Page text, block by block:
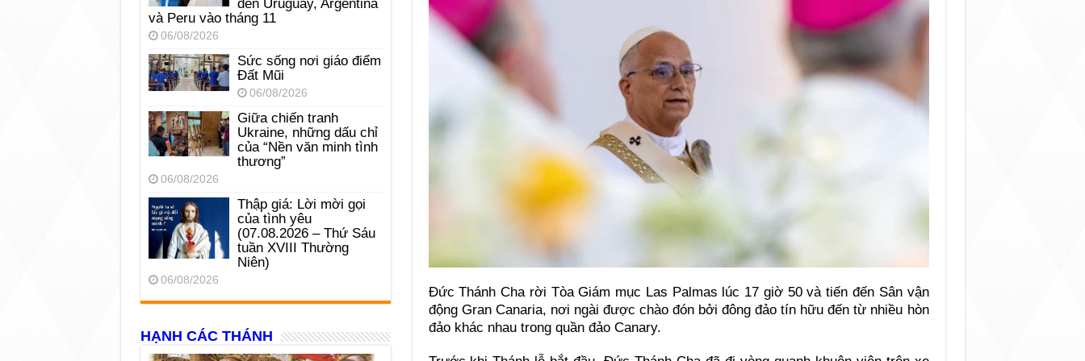
Đức Thánh Cha rời Tòa Giám mục Las Palmas lúc 17 giờ 50 và tiến đến Sân vận
động Gran Canaria, nơi ngài được chào đón bởi đông đảo tín hữu đến từ nhiều hòn
đảo khác nhau trong quần đảo Canary.
đến Uruguay, Argentina
và Peru vào tháng 11
06/08/2026
Sức sống nơi giáo điểm
Đất Mũi
06/08/2026
Giữa chiến tranh
Ukraine, những dấu chỉ
của “Nền văn minh tình
thương”
06/08/2026
Thập giá: Lời mời gọi
của tình yêu
(07.08.2026 – Thứ Sáu
tuần XVIII Thường
Niên)
06/08/2026
HẠNH CÁC THÁNH